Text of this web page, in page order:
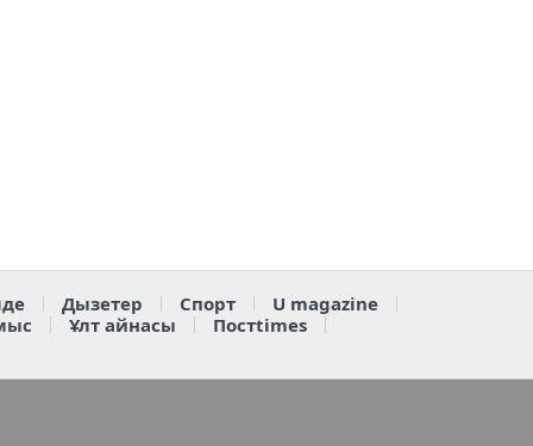
Дызетер Спорт
U magazine
Ұлт айнасы Постtimes